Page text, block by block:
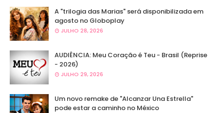
A "trilogia das Marias" será disponibilizada em
agosto no Globoplay
JULHO 28, 2026
AUDIÊNCIA: Meu Coração é Teu - Brasil (Reprise
- 2026)
JULHO 29, 2026
Um novo remake de "Alcanzar Una Estrella"
pode estar a caminho no México